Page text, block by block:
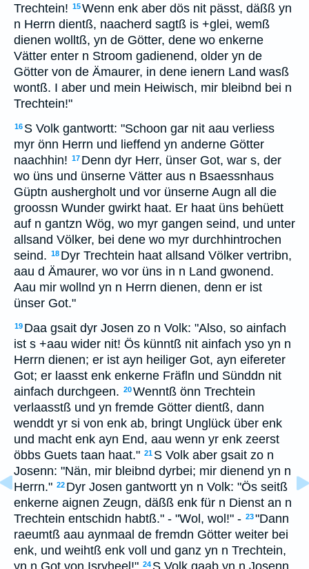
Trechtein! 15Wenn enk aber dös nit pässt, däßß yn
n Herrn dientß, naacherd sagtß is +glei, wemß
dienen wolltß, yn de Götter, dene wo enkerne
Vätter enter n Stroom gadienend, older yn de
Götter von de Ämaurer, in dene ienern Land wasß
wontß. I aber und mein Heiwisch, mir bleibnd bei n
Trechtein!"
16 S Volk gantwortt: "Schoon gar nit aau verliess
myr önn Herrn und lieffend yn anderne Götter
naachhin! 17 Denn dyr Herr, ünser Got, war s, der
wo üns und ünserne Vätter aus n Bsaessnhaus
Güptn aushergholt und vor ünserne Augn all die
groossn Wunder gwirkt haat. Er haat üns behüett
auf n gantzn Wög, wo myr gangen seind, und unter
allsand Völker, bei dene wo myr durchhintrochen
seind. 18 Dyr Trechtein haat allsand Völker vertribn,
aau d Ämaurer, wo vor üns in n Land gwonend.
Aau mir wollnd yn n Herrn dienen, denn er ist
ünser Got."
19 Daa gsait dyr Josen zo n Volk: "Also, so ainfach
ist s +aau wider nit! Ös künntß nit ainfach yso yn n
Herrn dienen; er ist ayn heiliger Got, ayn eifereter
Got; er laasst enk enkerne Fräfln und Sünddn nit
ainfach durchgeen. 20Wenntß önn Trechtein
verlaasstß und yn fremde Götter dientß, dann
wenddt yr si von enk ab, bringt Unglück über enk
und macht enk ayn End, aau wenn yr enk zeerst
öbbs Guets taan haat." 21 S Volk aber gsait zo n
Josenn: "Nän, mir bleibnd dyrbei; mir dienend yn n
Herrn." 22 Dyr Josen gantwortt yn n Volk: "Ös seitß
enkerne aignen Zeugn, däßß enk für n Dienst an n
Trechtein entschidn habtß." - "Wol, wol!" - 23"Dann
raeumtß aau aynmaal de fremdn Götter weiter bei
enk, und weihtß enk voll und ganz yn n Trechtein,
yn n Got von Isryheel!" 24 S Volk gaab yn n Josenn